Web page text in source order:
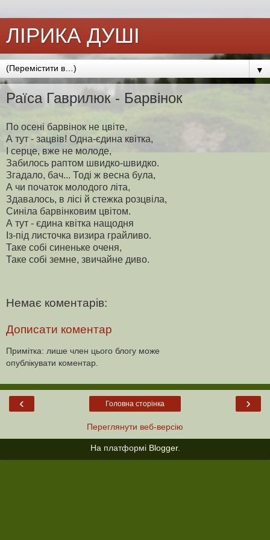
ЛІРИКА ДУШІ
▼
Раїса Гаврилюк - Барвінок
По осені барвінок не цвіте,
А тут - зацвів! Одна-єдина квітка,
І серце, вже не молоде,
Забилось раптом швидко-швидко.
Згадало, бач... Тоді ж весна була,
А чи початок молодого літа,
Здавалось, в лісі й стежка розцвіла,
Синіла барвінковим цвітом.
А тут - єдина квітка нащодня
Із-під листочка визира грайливо.
Таке собі синеньке оченя,
Таке собі земне, звичайне диво.
Немає коментарів:
Дописати коментар
Примітка: лише член цього блогу може
опублікувати коментар.
‹ ›
Головна сторінка
Переглянути веб-версію
На платформі Blogger.